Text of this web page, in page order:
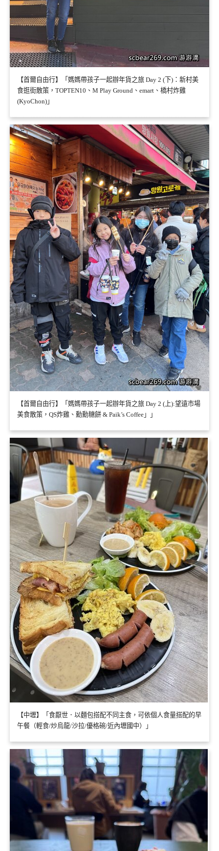
【首爾自由行】「媽媽帶孩子一起辦年貨之旅 Day 2 (下)：新村美
食逛街散策，TOPTEN10、M Play Ground、emart、橋村炸雞
(KyoChon)」
【首爾自由行】「媽媽帶孩子一起辦年貨之旅 Day 2 (上):望遠市場
美食散策，QS炸雞、勳勳糖餅 & Paik’s Coffee」」
【中壢】「食厭世．以麵包搭配不同主食，可依個人食量搭配的早
午餐（輕食/炒烏龍/沙拉/優格碗/近內壢國中）」